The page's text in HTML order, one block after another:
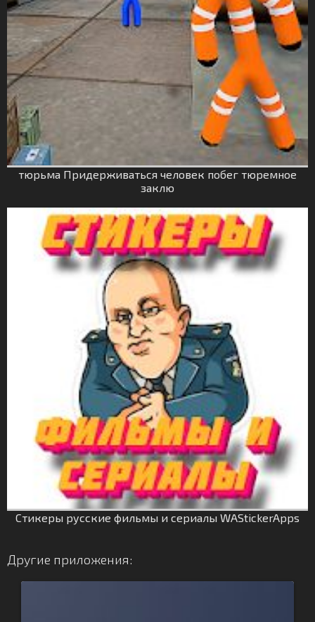
тюрьма Придерживаться человек побег тюремное
заклю
Стикеры русские фильмы и сериалы WAStickerApps
Другие приложения: